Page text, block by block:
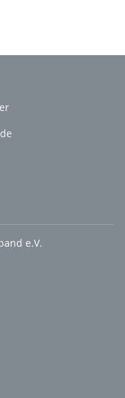
e.V.